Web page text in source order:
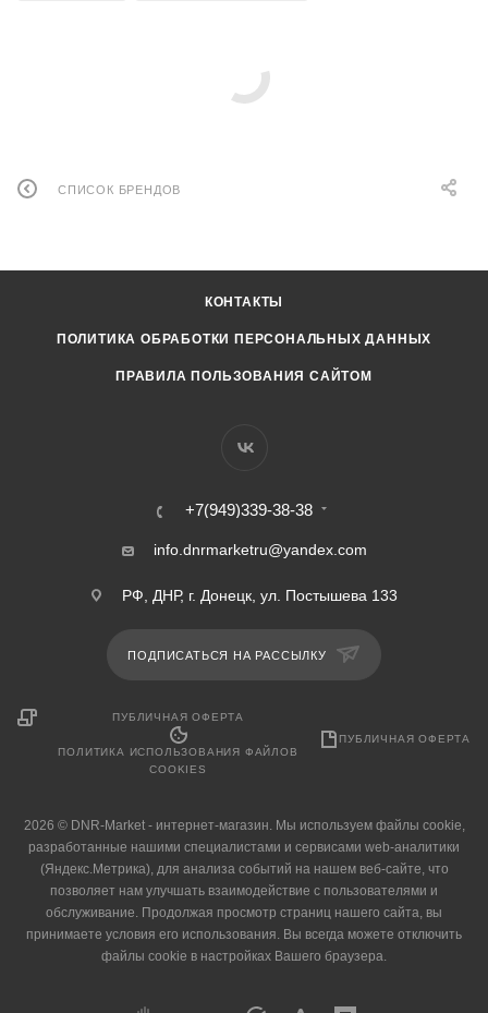
СПИСОК БРЕНДОВ
КОНТАКТЫ
ПОЛИТИКА ОБРАБОТКИ ПЕРСОНАЛЬНЫХ ДАННЫХ
ПРАВИЛА ПОЛЬЗОВАНИЯ САЙТОМ
+7(949)339-38-38
info.dnrmarketru@yandex.com
РФ, ДНР, г. Донецк, ул. Постышева 133
ПОДПИСАТЬСЯ НА РАССЫЛКУ
ПУБЛИЧНАЯ ОФЕРТА
ПОЛИТИКА ИСПОЛЬЗОВАНИЯ ФАЙЛОВ
COOKIES
ПУБЛИЧНАЯ ОФЕРТА
2026 © DNR-Market - интернет-магазин. Мы используем файлы cookie,
разработанные нашими специалистами и сервисами web-аналитики
(Яндекс.Метрика), для анализа событий на нашем веб-сайте, что
позволяет нам улучшать взаимодействие с пользователями и
обслуживание. Продолжая просмотр страниц нашего сайта, вы
принимаете условия его использования. Вы всегда можете отключить
файлы cookie в настройках Вашего браузера.